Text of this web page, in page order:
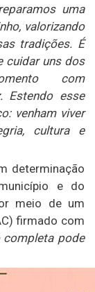
uma
valorizando
tradições. É
cuidar uns dos
com
Estendo esse
venham viver
cultura e
determinação
e do
meio de um
firmado com
completa pode